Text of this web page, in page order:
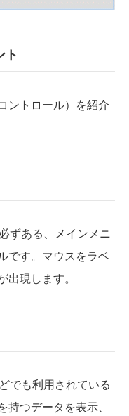
ト
ントロール）を紹介
ずある、メインメニ
です。マウスをラベ
現します。
でも利用されている
つデータを表示、